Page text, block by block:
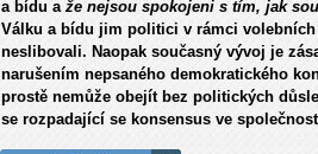
a bídu a že nejsou spokojeni s tím, jak
Válku a bídu jim politici v rámci
neslibovali. Naopak současný vývoj je
narušením nepsaného demokratického
prostě nemůže obejít bez politických
se rozpadající se konsensus ve